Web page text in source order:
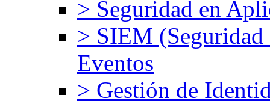
> Seguridad en
> SIEM
Eventos
> Gestión de